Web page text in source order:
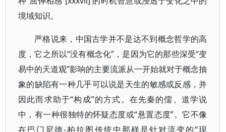
境域知识。
严格说来，中国古学并不是达不到概念哲学的高
度，它之所以“没有概念化”，是因为它的那些深受“变
易中的天道观”影响的主要流派从一开始就对于概念抽
象的缺陷有一种几乎可以说是天生的敏感或反感，并
因此而求助于“构成”的方式。在先秦的儒、道学说
中，有一种很独特的怀疑态度或“悬置态度”。它不像
在巴门尼德-柏拉图传统中那样是针对流变的“现